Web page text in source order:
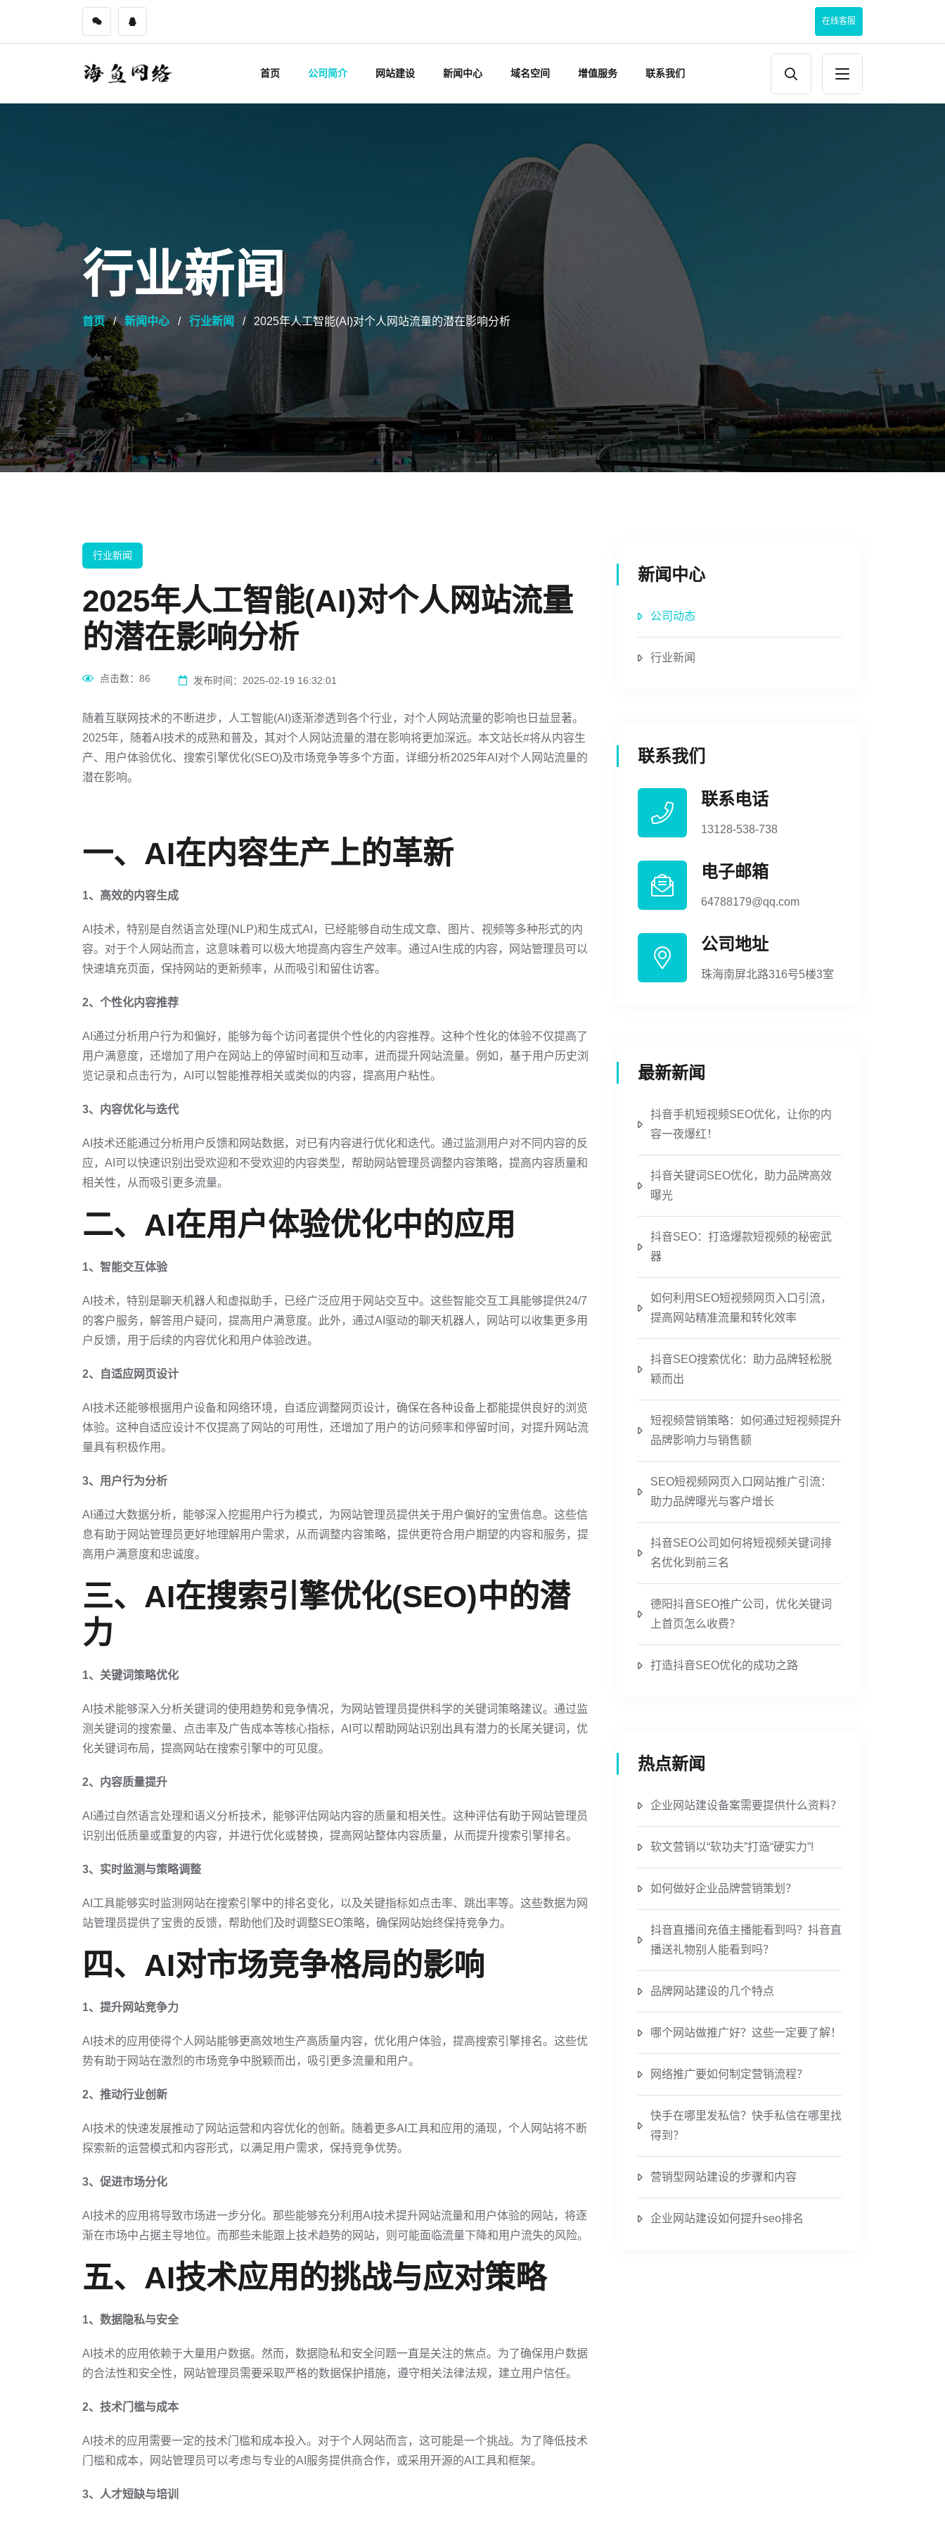
在线客服
首页 公司简介 网站建设 新闻中心 域名空间 增值服务 联系我们
行业新闻
首页 新闻中心 行业新闻 2025年人工智能(AI)对个人网站流量的潜在影响分析
行业新闻
2025年人工智能(AI)对个人网站流量
的潜在影响分析
点击数： 86 发布时间：2025-02-19 16:32:01
随着互联网技术的不断进步，人工智能(AI)逐渐渗透到各个行业，对个人网站流量的影响也日益显著。
2025年，随着AI技术的成熟和普及，其对个人网站流量的潜在影响将更加深远。本文站长#将从内容生
产、用户体验优化、搜索引擎优化(SEO)及市场竞争等多个方面，详细分析2025年AI对个人网站流量的
潜在影响。
一、AI在内容生产上的革新
1、高效的内容生成
AI技术，特别是自然语言处理(NLP)和生成式AI，已经能够自动生成文章、图片、视频等多种形式的内
容。对于个人网站而言，这意味着可以极大地提高内容生产效率。通过AI生成的内容，网站管理员可以
快速填充页面，保持网站的更新频率，从而吸引和留住访客。
2、个性化内容推荐
AI通过分析用户行为和偏好，能够为每个访问者提供个性化的内容推荐。这种个性化的体验不仅提高了
用户满意度，还增加了用户在网站上的停留时间和互动率，进而提升网站流量。例如，基于用户历史浏
览记录和点击行为，AI可以智能推荐相关或类似的内容，提高用户粘性。
3、内容优化与迭代
AI技术还能通过分析用户反馈和网站数据，对已有内容进行优化和迭代。通过监测用户对不同内容的反
应，AI可以快速识别出受欢迎和不受欢迎的内容类型，帮助网站管理员调整内容策略，提高内容质量和
相关性，从而吸引更多流量。
二、AI在用户体验优化中的应用
1、智能交互体验
AI技术，特别是聊天机器人和虚拟助手，已经广泛应用于网站交互中。这些智能交互工具能够提供24/7
的客户服务，解答用户疑问，提高用户满意度。此外，通过AI驱动的聊天机器人，网站可以收集更多用
户反馈，用于后续的内容优化和用户体验改进。
2、自适应网页设计
AI技术还能够根据用户设备和网络环境，自适应调整网页设计，确保在各种设备上都能提供良好的浏览
体验。这种自适应设计不仅提高了网站的可用性，还增加了用户的访问频率和停留时间，对提升网站流
量具有积极作用。
3、用户行为分析
AI通过大数据分析，能够深入挖掘用户行为模式，为网站管理员提供关于用户偏好的宝贵信息。这些信
息有助于网站管理员更好地理解用户需求，从而调整内容策略，提供更符合用户期望的内容和服务，提
高用户满意度和忠诚度。
三、AI在搜索引擎优化(SEO)中的潜
力
1、关键词策略优化
AI技术能够深入分析关键词的使用趋势和竞争情况，为网站管理员提供科学的关键词策略建议。通过监
测关键词的搜索量、点击率及广告成本等核心指标，AI可以帮助网站识别出具有潜力的长尾关键词，优
化关键词布局，提高网站在搜索引擎中的可见度。
2、内容质量提升
AI通过自然语言处理和语义分析技术，能够评估网站内容的质量和相关性。这种评估有助于网站管理员
识别出低质量或重复的内容，并进行优化或替换，提高网站整体内容质量，从而提升搜索引擎排名。
3、实时监测与策略调整
AI工具能够实时监测网站在搜索引擎中的排名变化，以及关键指标如点击率、跳出率等。这些数据为网
站管理员提供了宝贵的反馈，帮助他们及时调整SEO策略，确保网站始终保持竞争力。
四、AI对市场竞争格局的影响
1、提升网站竞争力
AI技术的应用使得个人网站能够更高效地生产高质量内容，优化用户体验，提高搜索引擎排名。这些优
势有助于网站在激烈的市场竞争中脱颖而出，吸引更多流量和用户。
2、推动行业创新
AI技术的快速发展推动了网站运营和内容优化的创新。随着更多AI工具和应用的涌现，个人网站将不断
探索新的运营模式和内容形式，以满足用户需求，保持竞争优势。
3、促进市场分化
AI技术的应用将导致市场进一步分化。那些能够充分利用AI技术提升网站流量和用户体验的网站，将逐
渐在市场中占据主导地位。而那些未能跟上技术趋势的网站，则可能面临流量下降和用户流失的风险。
五、AI技术应用的挑战与应对策略
1、数据隐私与安全
AI技术的应用依赖于大量用户数据。然而，数据隐私和安全问题一直是关注的焦点。为了确保用户数据
的合法性和安全性，网站管理员需要采取严格的数据保护措施，遵守相关法律法规，建立用户信任。
2、技术门槛与成本
AI技术的应用需要一定的技术门槛和成本投入。对于个人网站而言，这可能是一个挑战。为了降低技术
门槛和成本，网站管理员可以考虑与专业的AI服务提供商合作，或采用开源的AI工具和框架。
3、人才短缺与培训
新闻中心
公司动态
行业新闻
联系我们
联系电话
13128-538-738
电子邮箱
64788179@qq.com
公司地址
珠海南屏北路316号5楼3室
最新新闻
抖音手机短视频SEO优化，让你的内
容一夜爆红！
抖音关键词SEO优化，助力品牌高效
曝光
抖音SEO：打造爆款短视频的秘密武
器
如何利用SEO短视频网页入口引流，
提高网站精准流量和转化效率
抖音SEO搜索优化：助力品牌轻松脱
颖而出
短视频营销策略：如何通过短视频提升
品牌影响力与销售额
SEO短视频网页入口网站推广引流：
助力品牌曝光与客户增长
抖音SEO公司如何将短视频关键词排
名优化到前三名
德阳抖音SEO推广公司，优化关键词
上首页怎么收费？
打造抖音SEO优化的成功之路
热点新闻
企业网站建设备案需要提供什么资料？
软文营销以“软功夫”打造“硬实力”!
如何做好企业品牌营销策划？
抖音直播间充值主播能看到吗？抖音直
播送礼物别人能看到吗？
品牌网站建设的几个特点
哪个网站做推广好？这些一定要了解！
网络推广要如何制定营销流程？
快手在哪里发私信？快手私信在哪里找
得到？
营销型网站建设的步骤和内容
企业网站建设如何提升seo排名